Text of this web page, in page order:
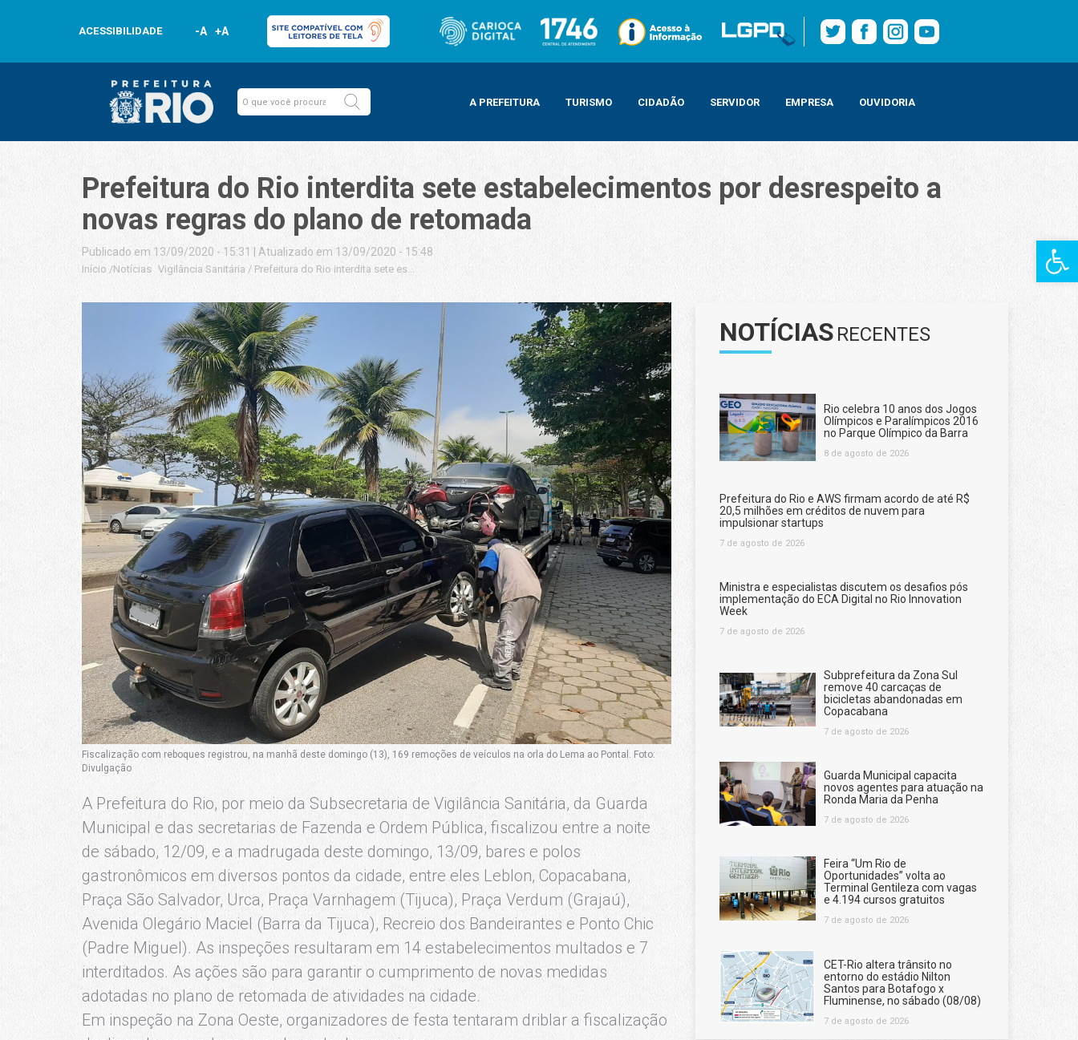
Barra de
ACESSIBILIDADE -A +A
A PREFEITURA TURISMO CIDADÃO SERVIDOR EMPRESA OUVIDORIA
Prefeitura do Rio interdita sete estabelecimentos por desrespeito a
novas regras do plano de retomada
Publicado em 13/09/2020 - 15:31 Atualizado em 13/09/2020 - 15:48
Início /Notícias Vigilância Sanitária / Prefeitura do Rio interdita sete estabelecimentos por desrespeito a novas regras do plano de retomada
Fiscalização com reboques registrou, na manhã deste domingo (13), 169 remoções de veículos na orla do Lema ao Pontal. Foto:
Divulgação
A Prefeitura do Rio, por meio da Subsecretaria de Vigilância Sanitária, da Guarda
Municipal e das secretarias de Fazenda e Ordem Pública, fiscalizou entre a noite
de sábado, 12/09, e a madrugada deste domingo, 13/09, bares e polos
gastronômicos em diversos pontos da cidade, entre eles Leblon, Copacabana,
Praça São Salvador, Urca, Praça Varnhagem (Tijuca), Praça Verdum (Grajaú),
Avenida Olegário Maciel (Barra da Tijuca), Recreio dos Bandeirantes e Ponto Chic
(Padre Miguel). As inspeções resultaram em 14 estabelecimentos multados e 7
interditados. As ações são para garantir o cumprimento de novas medidas
adotadas no plano de retomada de atividades na cidade.
Em inspeção na Zona Oeste, organizadores de festa tentaram driblar a fiscalização
NOTÍCIAS RECENTES
Rio celebra 10 anos dos Jogos
Olímpicos e Paralímpicos 2016
no Parque Olímpico da Barra
8 de agosto de 2026
Prefeitura do Rio e AWS firmam acordo de até R$
20,5 milhões em créditos de nuvem para
impulsionar startups
7 de agosto de 2026
Ministra e especialistas discutem os desafios pós
implementação do ECA Digital no Rio Innovation
Week
7 de agosto de 2026
Subprefeitura da Zona Sul
remove 40 carcaças de
bicicletas abandonadas em
Copacabana
7 de agosto de 2026
Guarda Municipal capacita
novos agentes para atuação na
Ronda Maria da Penha
7 de agosto de 2026
Feira “Um Rio de
Oportunidades” volta ao
Terminal Gentileza com vagas
e 4.194 cursos gratuitos
7 de agosto de 2026
CET-Rio altera trânsito no
entorno do estádio Nilton
Santos para Botafogo x
Fluminense, no sábado (08/08)
7 de agosto de 2026